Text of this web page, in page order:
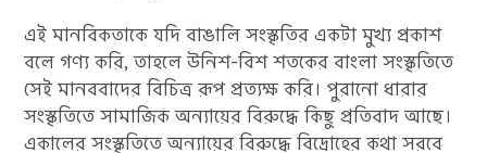
এই মানবিকতাকে যদি বাঙালি সংস্কৃতির একটা মুখ্য প্রকাশ
বলে গণ্য করি, তাহলে উনিশ-বিশ শতকের বাংলা সংস্কৃতিতে
সেই মানববাদের বিচিত্র রূপ প্রত্যক্ষ করি। পুরানো ধারার
সংস্কৃতিতে সামাজিক অন্যায়ের বিরুদ্ধে কিছু প্রতিবাদ আছে।
একালের সংস্কৃতিতে অন্যায়ের বিরুদ্ধে বিদ্রোহের কথা সরবে